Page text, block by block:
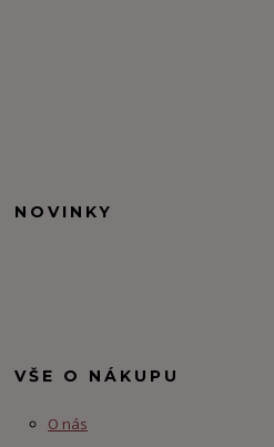
NOVINKY
VŠE O NÁKUPU
O nás